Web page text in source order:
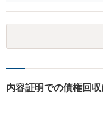
況です。 そのため、分割
生も検討した方が良いと
も、刑事罰に問われるこ
い。 どのような手続きを
内容証明での債権回